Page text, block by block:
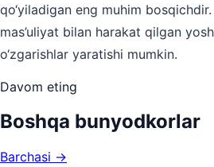
qo‘yiladigan eng muhim
mas’uliyat bilan harakat qilgan
o‘zgarishlar yaratishi mumkin.
Davom eting
Boshqa bunyodkorlar
Barchasi →